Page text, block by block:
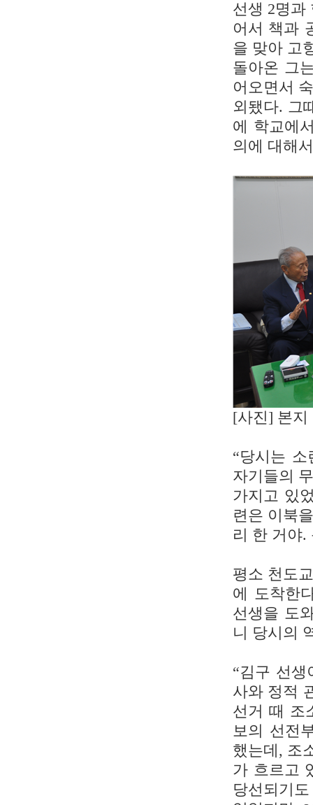
선생 2명과
어서 책과
을 맞아 고
돌아온 그
어오면서
외됐다. 그
에 학교에
의에 대해
[사진] 본지
“당시는
자기들의
가지고 있
련은 이북
리 한 거야.
평소 천도
에 도착한
선생을 도
니 당시의
“김구 선
사와 정적
선거 때 조
보의 선전
했는데, 조
가 흐르고
당선되기